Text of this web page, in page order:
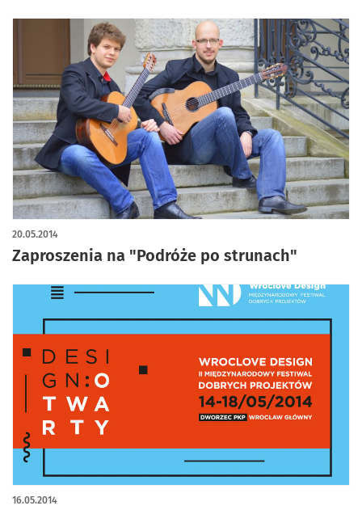
Zaproszenia na "Podróże po strunach"
20.05.2014
16.05.2014